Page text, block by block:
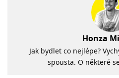
Honza
Jak bydlet co nejlépe?
spousta. O některé